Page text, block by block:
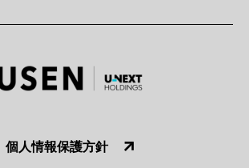
個人情報保護方針